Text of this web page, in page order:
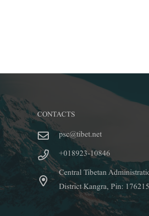
CONTACTS
psc@tibet.net
+018923-10846
Central Tibetan
District Kangra, Pin: 176215